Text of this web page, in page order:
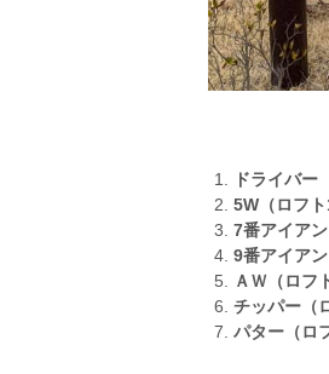
ドライバー
5W（ロフト
7番アイアン
9番アイアン
ＡＷ（ロフ
チッパー（
パター（ロ